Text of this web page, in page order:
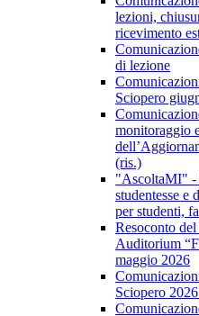
lezioni,
ricevimento
di lezione
Sciopero
monitoraggio
(ris.)
"AscoltaMI" -
studentesse e
per studenti,
Resoconto
Auditorium
maggio 2026
Sciopero